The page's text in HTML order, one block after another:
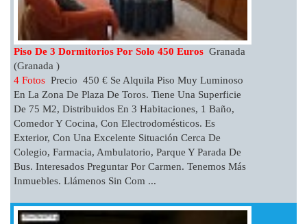
Piso De 3 Dormitorios Por Solo 450 Euros Granada
(Granada )
4 Fotos Precio 450 € Se Alquila Piso Muy Luminoso
En La Zona De Plaza De Toros. Tiene Una Superficie
De 75 M2, Distribuidos En 3 Habitaciones, 1 Baño,
Comedor Y Cocina, Con Electrodomésticos. Es
Exterior, Con Una Excelente Situación Cerca De
Colegio, Farmacia, Ambulatorio, Parque Y Parada De
Bus. Interesados Preguntar Por Carmen. Tenemos Más
Inmuebles. Llámenos Sin Com ...